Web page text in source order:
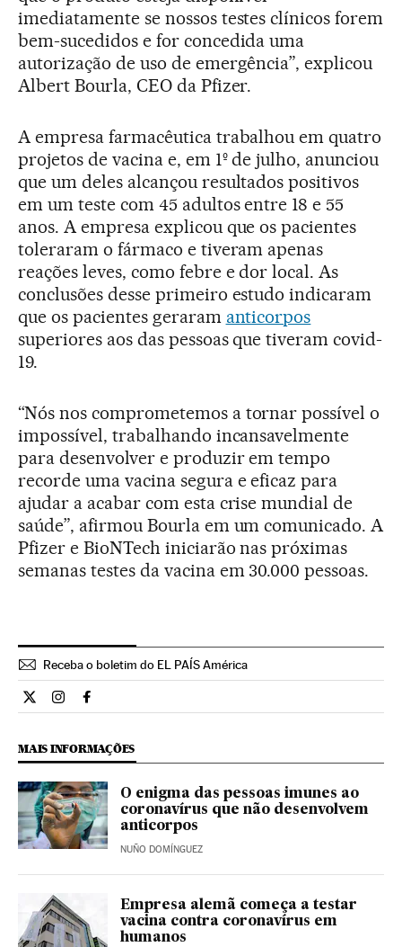
imediatamente se nossos testes clínicos forem
bem-sucedidos e for concedida uma
autorização de uso de emergência”, explicou
Albert Bourla, CEO da Pfizer.
A empresa farmacêutica trabalhou em quatro
projetos de vacina e, em 1º de julho, anunciou
que um deles alcançou resultados positivos
em um teste com 45 adultos entre 18 e 55
anos. A empresa explicou que os pacientes
toleraram o fármaco e tiveram apenas
reações leves, como febre e dor local. As
conclusões desse primeiro estudo indicaram
que os pacientes geraram anticorpos
superiores aos das pessoas que tiveram covid-
19.
“Nós nos comprometemos a tornar possível o
impossível, trabalhando incansavelmente
para desenvolver e produzir em tempo
recorde uma vacina segura e eficaz para
ajudar a acabar com esta crise mundial de
saúde”, afirmou Bourla em um comunicado. A
Pfizer e BioNTech iniciarão nas próximas
semanas testes da vacina em 30.000 pessoas.
Receba o boletim do EL PAÍS América
Internacional El País Brasil en Twitter
Internacional El País Brasil en Instagram
Internacional El País Brasil en Facebook
MAIS INFORMAÇÕES
O enigma das pessoas imunes ao
coronavírus que não desenvolvem
anticorpos
NUÑO DOMÍNGUEZ
Empresa alemã começa a testar
vacina contra coronavírus em
humanos